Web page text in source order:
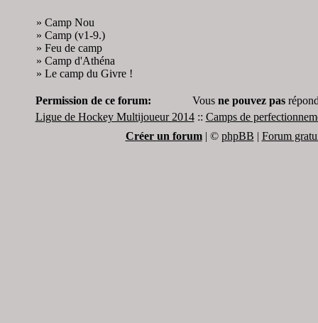
» Camp Nou
» Camp (v1-9.)
» Feu de camp
» Camp d'Athéna
» Le camp du Givre !
Permission de ce forum: Vous ne pouvez pas
Ligue de Hockey Multijoueur 2014:: Camps de
Créer un forum| © phpBB | Forum